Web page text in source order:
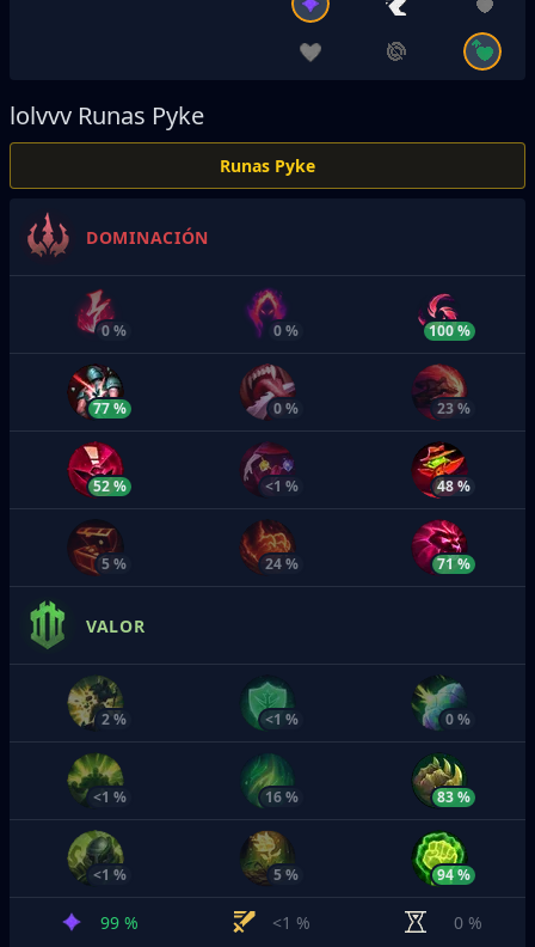
lolvvv Runas Pyke
Runas Pyke
DOMINACIÓN
0 % 0 % 100 %
77 % 0 % 23 %
52 % <1 % 48 %
5 % 24 % 71 %
VALOR
2 % <1 % 0 %
<1 % 16 % 83 %
<1 % 5 % 94 %
99 % <1 %
0 %